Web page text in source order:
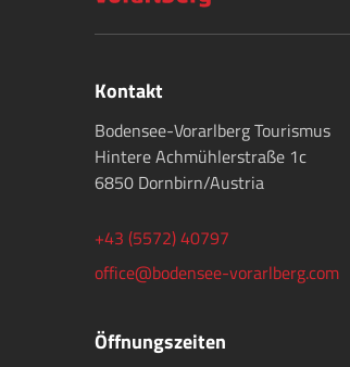
Kontakt
Bodensee-Vorarlberg Tourismus
Hintere Achmühlerstraße 1c
6850 Dornbirn/Austria
+43 (5572) 40797
office@bodensee-vorarlberg.com
Öffnungszeiten